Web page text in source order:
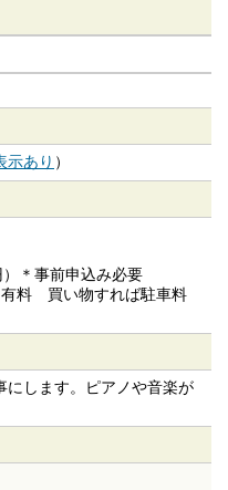
示あり ）
＊事前申込み必要
料 買い物すれば駐車料
にします。ピアノや音楽が